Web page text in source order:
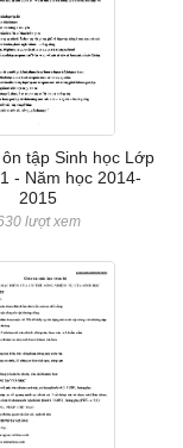
tập Sinh học Lớp
- Năm học 2014-
2015
lượt xem